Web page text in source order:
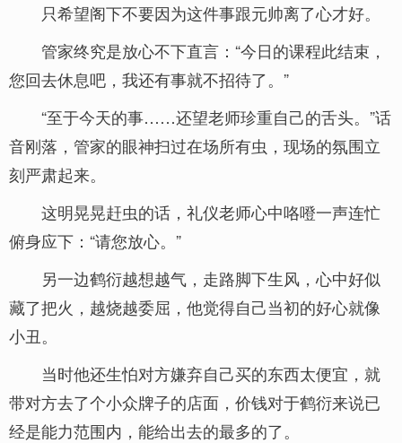
只希望阁下不要因为这件事跟元帅离了心才好。
管家终究是放心不下直言：“今日的课程此结束，
您回去休息吧，我还有事就不招待了。”
“至于今天的事……还望老师珍重自己的舌头。”话
音刚落，管家的眼神扫过在场所有虫，现场的氛围立
刻严肃起来。
这明晃晃赶虫的话，礼仪老师心中咯噔一声连忙
俯身应下：“请您放心。”
另一边鹤衍越想越气，走路脚下生风，心中好似
藏了把火，越烧越委屈，他觉得自己当初的好心就像
小丑。
当时他还生怕对方嫌弃自己买的东西太便宜，就
带对方去了个小众牌子的店面，价钱对于鹤衍来说已
经是能力范围内，能给出去的最多的了。